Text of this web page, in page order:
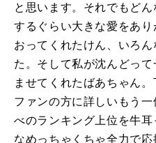
と思います。それでもど
するぐらい大きな愛をあ
おってくれたけん、いろ
た。そして私が沈んどっ
ませてくれたばあちゃん
ファンの方に詳しいもう
べのランキング上位を牛
なめっちゃくちゃ全力で